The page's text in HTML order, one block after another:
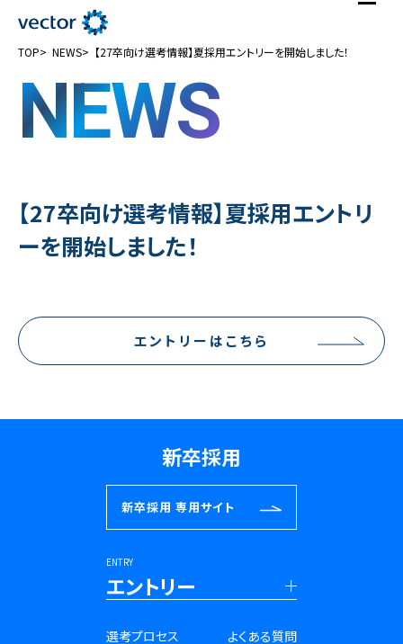
TOP NEWS 【27卒向け選考情報】夏採用エントリーを開始しました！
NEWS
【27卒向け選考情報】夏採用エントリ
ーを開始しました！
エントリーはこちら
新卒採用
新卒採用 専用サイト
ENTRY
エントリー
■新卒採用
選考プロセス よくある質問